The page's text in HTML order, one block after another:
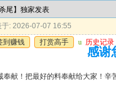
尾】独家发表
于: 2026-07-07 16:55
到赚钱
打赏高手 u 历史记录
感谢
奉献！把最好的料奉献给大家！辛